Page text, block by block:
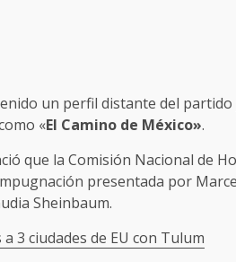
un perfil distante del
«El Camino de México».
que la Comisión Nacional de
presentada por
Sheinbaum.
3 ciudades de EU con Tulum